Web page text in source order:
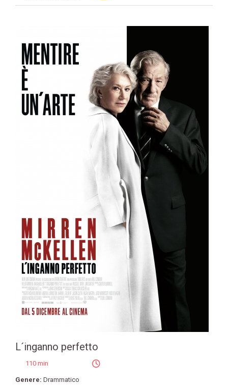
L´inganno perfetto
110 min
Genere: Drammatico